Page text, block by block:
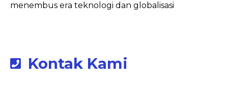
menembus era teknologi dan globalisasi
Kontak Kami